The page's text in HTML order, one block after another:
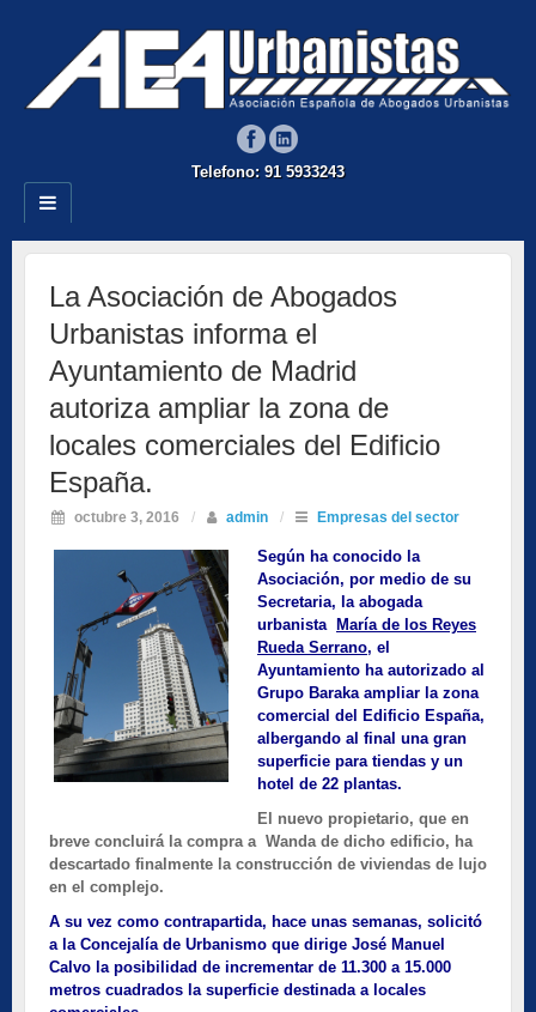
Telefono: 91 5933243
La Asociación de Abogados
Urbanistas informa el
Ayuntamiento de Madrid
autoriza ampliar la zona de
locales comerciales del Edificio
España.
octubre 3, 2016 / admin / Empresas del sector
Según ha conocido la
Asociación, por medio de su
Secretaria, la abogada
urbanista María de los Reyes
Rueda Serrano, el
Ayuntamiento ha autorizado al
Grupo Baraka ampliar la zona
comercial del Edificio España,
albergando al final una gran
superficie para tiendas y un
hotel de 22 plantas.
El nuevo propietario, que en
breve concluirá la compra a Wanda de dicho edificio, ha
descartado finalmente la construcción de viviendas de lujo
en el complejo.
A su vez como contrapartida, hace unas semanas, solicitó
a la Concejalía de Urbanismo que dirige José Manuel
Calvo la posibilidad de incrementar de 11.300 a 15.000
metros cuadrados la superficie destinada a locales